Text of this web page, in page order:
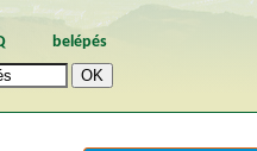
belépés